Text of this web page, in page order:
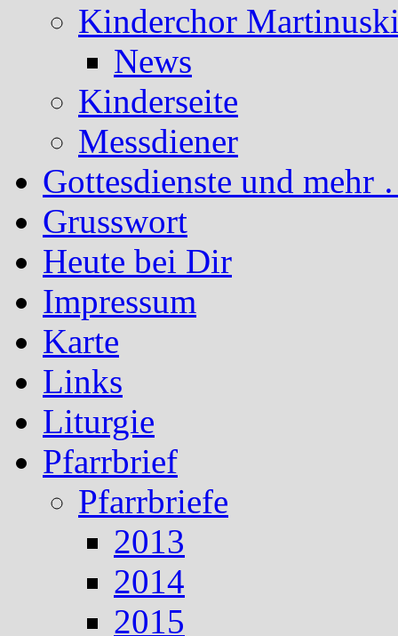
Kinderchor
News
Kinderseite
Messdiener
Gottesdienste und mehr
Grusswort
Heute bei Dir
Impressum
Karte
Links
Liturgie
Pfarrbrief
Pfarrbriefe
2013
2014
2015